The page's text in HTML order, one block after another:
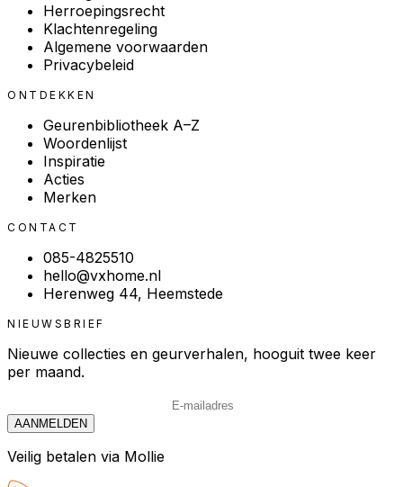
Herroepingsrecht
Klachtenregeling
Algemene voorwaarden
Privacybeleid
ONTDEKKEN
Geurenbibliotheek A–Z
Woordenlijst
Inspiratie
Acties
Merken
CONTACT
085-4825510
hello@vxhome.nl
Herenweg 44, Heemstede
NIEUWSBRIEF
Nieuwe collecties en geurverhalen, hooguit twee keer
per maand.
AANMELDEN
Veilig betalen via Mollie